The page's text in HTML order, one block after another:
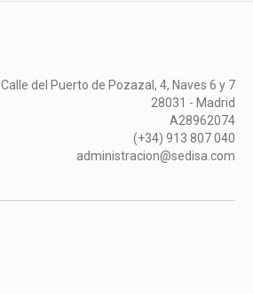
Calle del Puerto de Pozazal, 4, Naves 6 y 7
28031 - Madrid
A28962074
(+34) 913 807 040
administracion@sedisa.com